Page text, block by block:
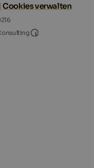
Cookies verwalten
Internet